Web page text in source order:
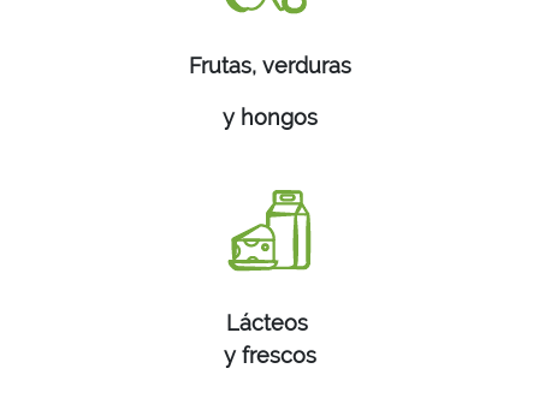
Frutas, verduras
y hongos
Lácteos
y frescos